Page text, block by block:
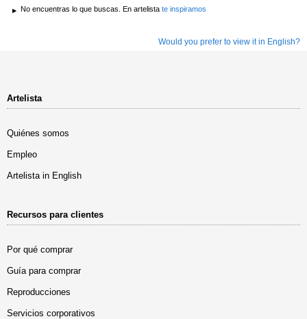
No encuentras lo que buscas. En artelista te inspiramos
Would you prefer to view it in English?
Artelista
Quiénes somos
Empleo
Artelista in English
Recursos para clientes
Por qué comprar
Guía para comprar
Reproducciones
Servicios corporativos